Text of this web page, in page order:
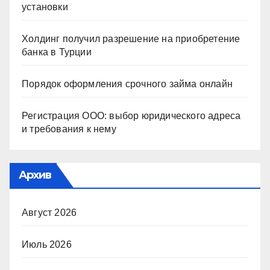
установки
Холдинг получил разрешение на приобретение
банка в Турции
Порядок оформления срочного займа онлайн
Регистрация ООО: выбор юридического адреса
и требования к нему
Архив
Август 2026
Июль 2026